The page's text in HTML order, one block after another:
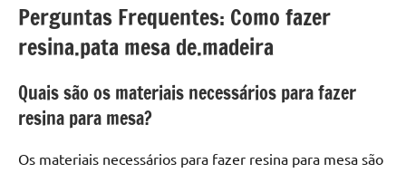
mesas
tampinhas
Perguntas Frequentes: Como fazer
resina.pata mesa de.madeira
Quais são os materiais necessários para fazer
resina para mesa?
Os materiais necessários para fazer resina para mesa são